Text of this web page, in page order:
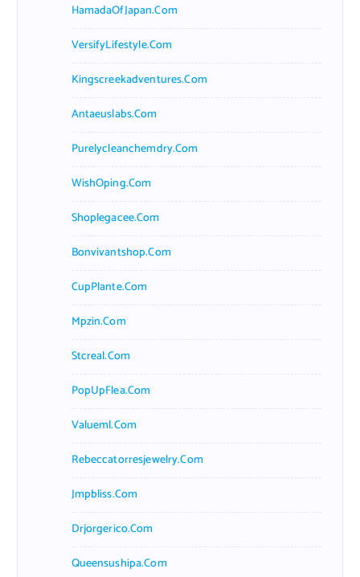
HamadaOfJapan.com
VersifyLifestyle.com
Kingscreekadventures.com
Antaeuslabs.com
Purelycleanchemdry.com
WishOping.com
Shoplegacee.com
Bonvivantshop.com
CupPlante.com
Mpzin.com
Stcreal.com
PopUpFlea.com
Valueml.com
Rebeccatorresjewelry.com
Jmpbliss.com
Drjorgerico.com
Queensushipa.com